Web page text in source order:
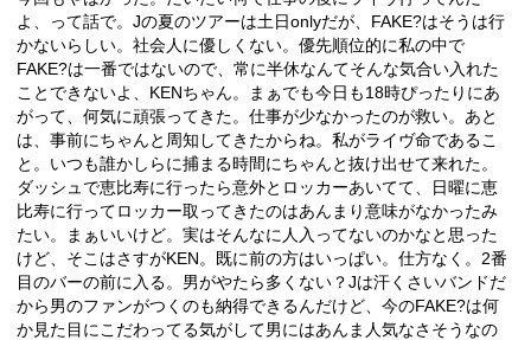
よ、って話で。Jの夏のツアーは土日onlyだが、FAKE?はそうは行
かないらしい。社会人に優しくない。優先順位的に私の中で
FAKE?は一番ではないので、常に半休なんてそんな気合い入れた
ことできないよ、KENちゃん。まぁでも今日も18時ぴったりにあ
がって、何気に頑張ってきた。仕事が少なかったのが救い。あと
は、事前にちゃんと周知してきたからね。私がライヴ命であるこ
と。いつも誰かしらに捕まる時間にちゃんと抜け出せて来れた。
ダッシュで恵比寿に行ったら意外とロッカーあいてて、日曜に恵
比寿に行ってロッカー取ってきたのはあんまり意味がなかったみ
たい。まぁいいけど。実はそんなに人入ってないのかなと思った
けど、そこはさすがKEN。既に前の方はいっぱい。仕方なく。2番
目のバーの前に入る。男がやたら多くない？Jは汗くさいバンドだ
から男のファンがつくのも納得できるんだけど、今のFAKE?は何
か見た目にこだわってる気がして男にはあんま人気なさそうなの